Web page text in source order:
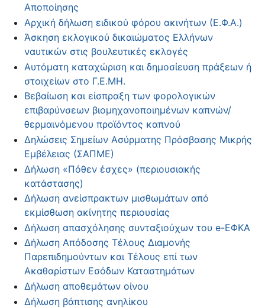
Αποποίησης
Αρχική δήλωση ειδικού φόρου ακινήτων (Ε.Φ.Α.)
Άσκηση εκλογικού δικαιώματος Ελλήνων
ναυτικών στις βουλευτικές εκλογές
Αυτόματη καταχώριση και δημοσίευση πράξεων ή
στοιχείων στο Γ.Ε.ΜΗ.
Βεβαίωση και είσπραξη των φορολογικών
επιβαρύνσεων βιομηχανοποιημένων καπνών/
θερμαινόμενου προϊόντος καπνού
Δηλώσεις Σημείων Ασύρματης Πρόσβασης Μικρής
Εμβέλειας (ΣΑΠΜΕ)
Δήλωση «Πόθεν έσχες» (περιουσιακής
κατάστασης)
Δήλωση ανείσπρακτων μισθωμάτων από
εκμίσθωση ακίνητης περιουσίας
Δήλωση απασχόλησης συνταξιούχων του e-ΕΦΚΑ
Δήλωση Απόδοσης Τέλους Διαμονής
Παρεπιδημούντων και Τέλους επί των
Ακαθαρίστων Εσόδων Καταστημάτων
Δήλωση αποθεμάτων οίνου
Δήλωση βάπτισης ανηλίκου